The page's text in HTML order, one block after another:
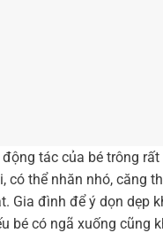
tác của bé trông
có thể nhăn nhó, căng
Gia đình để ý dọn dẹp
bé có ngã xuống cũng